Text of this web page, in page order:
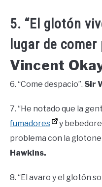
5. “El glotón
lugar de
Vincent
6. “Come despacio”. Sir
7. “He notado que la
fumadores
y
problema con la
Hawkins.
8. “El avaro y el glotón